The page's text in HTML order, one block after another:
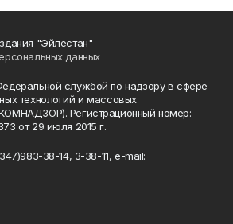
"Эйлестан"
данных
службой по надзору в сфере
технологий и массовых
Регистрационный номер:
от 29 июля 2015 г.
38-14, 3-38-11, e-mail: